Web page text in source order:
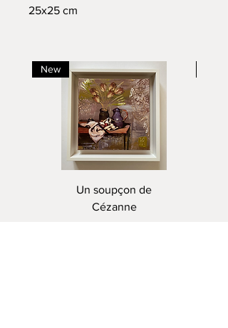
25x25 cm
New
Un soupçon de
Cézanne